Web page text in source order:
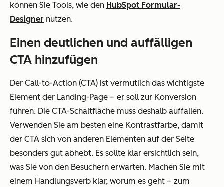
können Sie Tools, wie den HubSpot Formular-
Designer nutzen.
Einen deutlichen und auffälligen
CTA hinzufügen
Der Call-to-Action (CTA) ist vermutlich das wichtigste
Element der Landing-Page – er soll zur Konversion
führen. Die CTA-Schaltfläche muss deshalb auffallen.
Verwenden Sie am besten eine Kontrastfarbe, damit
der CTA sich von anderen Elementen auf der Seite
besonders gut abhebt. Es sollte klar ersichtlich sein,
was Sie von den Besuchern erwarten. Machen Sie mit
einem Handlungsverb klar, worum es geht – zum